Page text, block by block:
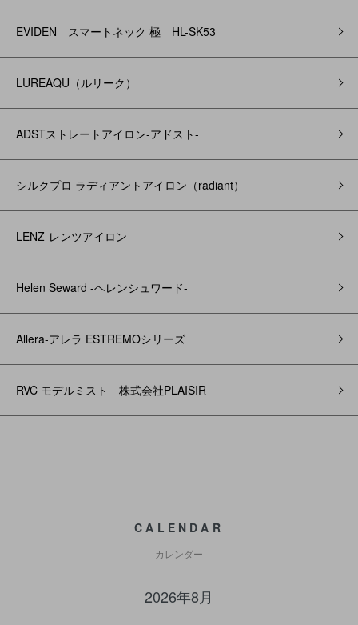
EVIDEN スマートネック 極 HL-SK53
LUREAQU（ルリーク）
ADSTストレートアイロン-アドスト-
シルクプロ ラディアントアイロン（radiant）
LENZ-レンツアイロン-
Helen Seward -ヘレンシュワード-
Allera-アレラ ESTREMOシリーズ
RVC モデルミスト 株式会社PLAISIR
CALENDAR
カレンダー
2026年8月